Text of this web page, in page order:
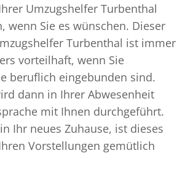
Umzugshelfer Turbenthal
wenn Sie es wünschen. Dieser
Turbenthal ist immer
vorteilhaft, wenn Sie
beruflich eingebunden sind.
dann in Ihrer Abwesenheit
mit Ihnen durchgeführt.
Ihr neues Zuhause, ist dieses
Vorstellungen gemütlich